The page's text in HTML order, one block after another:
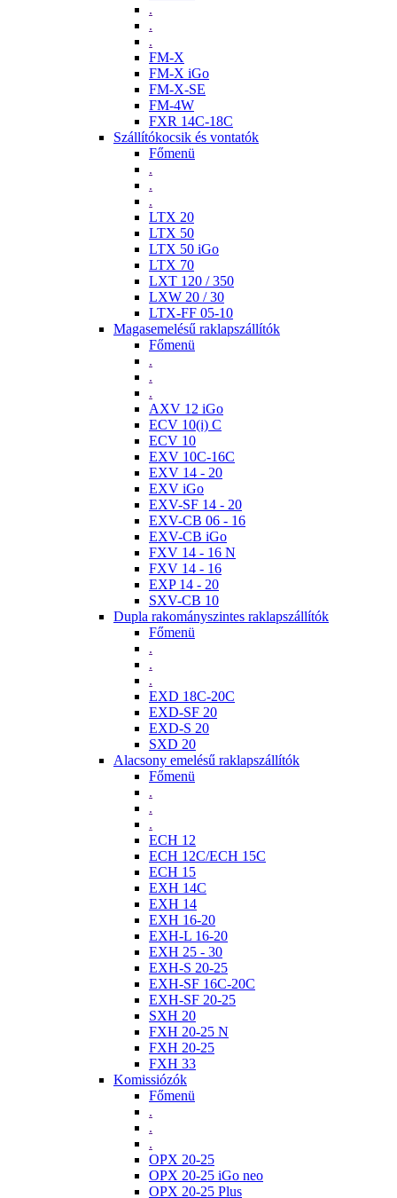
.
.
.
FM-X
FM-X iGo
FM-X-SE
FM-4W
FXR 14C-18C
Szállítókocsik és vontatók
Főmenü
.
.
.
LTX 20
LTX 50
LTX 50 iGo
LTX 70
LXT 120 / 350
LXW 20 / 30
LTX-FF 05-10
Magasemelésű raklapszállítók
Főmenü
.
.
.
AXV 12 iGo
ECV 10(i) C
ECV 10
EXV 10C-16C
EXV 14 - 20
EXV iGo
EXV-SF 14 - 20
EXV-CB 06 - 16
EXV-CB iGo
FXV 14 - 16 N
FXV 14 - 16
EXP 14 - 20
SXV-CB 10
Dupla rakományszintes raklapszállítók
Főmenü
.
.
.
EXD 18C-20C
EXD-SF 20
EXD-S 20
SXD 20
Alacsony emelésű raklapszállítók
Főmenü
.
.
.
ECH 12
ECH 12C/ECH 15C
ECH 15
EXH 14C
EXH 14
EXH 16-20
EXH-L 16-20
EXH 25 - 30
EXH-S 20-25
EXH-SF 16C-20C
EXH-SF 20-25
SXH 20
FXH 20-25 N
FXH 20-25
FXH 33
Komissiózók
Főmenü
.
.
.
OPX 20-25
OPX 20-25 iGo neo
OPX 20-25 Plus